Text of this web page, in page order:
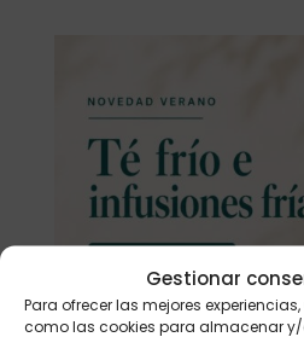
Gestionar
Para ofrecer las mejores
como las cookies para almacenar